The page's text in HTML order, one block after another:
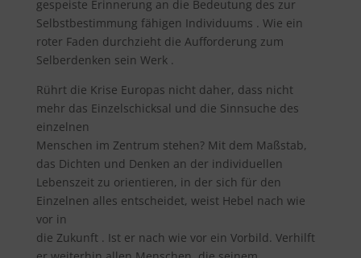
gespeiste Erinnerung an die Bedeutung des zur
Selbstbestimmung fähigen Individuums . Wie ein
roter Faden durchzieht die Aufforderung zum
Selberdenken sein Werk .
Rührt die Krise Europas nicht daher, dass nicht
mehr das Einzelschicksal und die Sinnsuche des
einzelnen
Menschen im Zentrum stehen? Mit dem Maßstab,
das Dichten und Denken an der individuellen
Lebenszeit zu orientieren, in der sich für den
Einzelnen alles entscheidet, weist Hebel nach wie
vor in
die Zukunft . Ist er nach wie vor ein Vorbild. Verhilft